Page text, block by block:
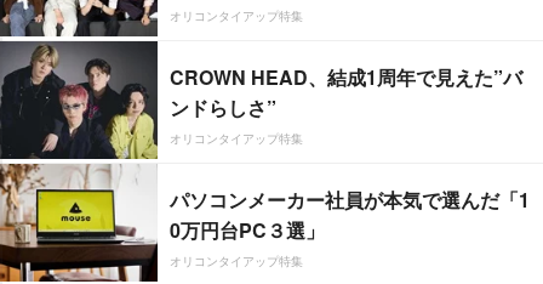
オリコンタイアップ特集
CROWN HEAD、結成1周年で見えた”バ
ンドらしさ”
オリコンタイアップ特集
パソコンメーカー社員が本気で選んだ「1
0万円台PC３選」
オリコンタイアップ特集